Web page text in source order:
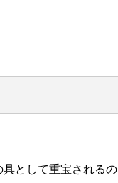
として重宝されるの